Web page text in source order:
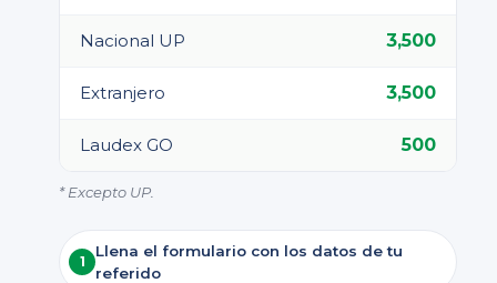
Nacional UP 3,500
Extranjero 3,500
Laudex GO 500
* Excepto UP.
1
Llena el formulario con los datos de tu
referido